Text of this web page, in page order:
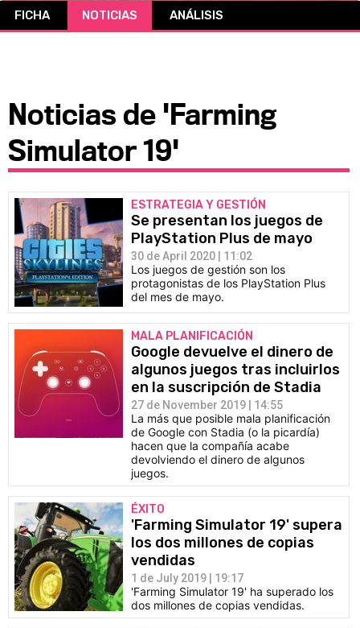
FICHA NOTICIAS ANÁLISIS
Noticias de 'Farming
Simulator 19'
ESTRATEGIA Y GESTIÓN
Se presentan los juegos de
PlayStation Plus de mayo
30 de April 2020 | 11:02
Los juegos de gestión son los
protagonistas de los PlayStation Plus
del mes de mayo.
MALA PLANIFICACIÓN
Google devuelve el dinero de
algunos juegos tras incluirlos
en la suscripción de Stadia
27 de November 2019 | 14:55
La más que posible mala planificación
de Google con Stadia (o la picardía)
hacen que la compañía acabe
devolviendo el dinero de algunos
juegos.
ÉXITO
'Farming Simulator 19' supera
los dos millones de copias
vendidas
1 de July 2019 | 19:17
'Farming Simulator 19' ha superado los
dos millones de copias vendidas.